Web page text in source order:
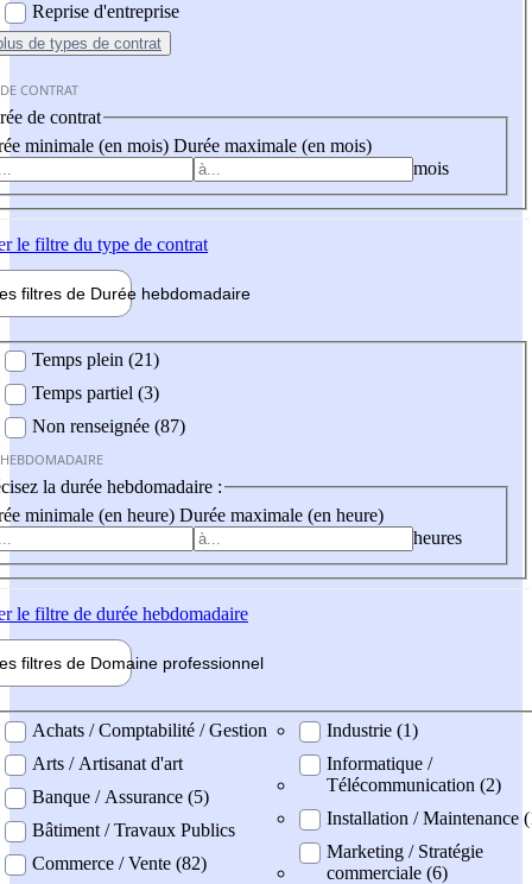
Reprise d'entreprise
de types de contrat
CONTRAT
de contrat
minimale (en mois) Durée maximale (en mois)
mois
le filtre du type de contrat
filtres de Durée hebdomadaire
Temps plein (21)
Temps partiel (3)
Non renseignée (87)
la durée hebdomadaire :
minimale (en heure) Durée maximale (en heure)
heures
le filtre de durée hebdomadaire
filtres de Domaine professionnel
professionel
Achats / Comptabilité / Gestion
Arts / Artisanat d'art
Banque / Assurance (5)
Bâtiment / Travaux Publics
Commerce / Vente (82)
Industrie (1)
Informatique /
Télécommunication (2)
Installation / Maintenance
Marketing / Stratégie
commerciale (6)